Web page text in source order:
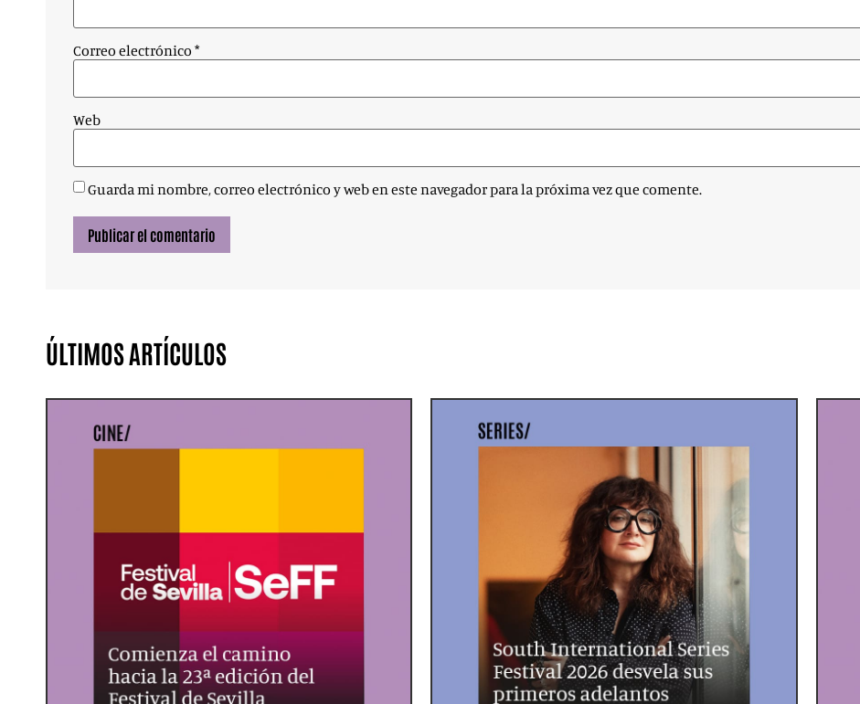
Correo electrónico *
Web
Guarda mi nombre, correo electrónico y web en este navegador para la próxima vez que comente.
ÚLTIMOS ARTÍCULOS